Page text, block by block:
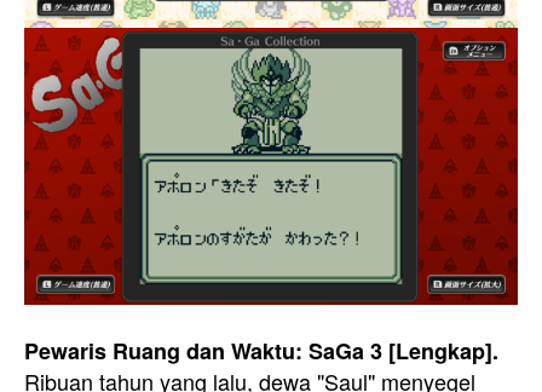
Pewaris Ruang dan Waktu: SaGa 3 [Lengkap].
Ribuan tahun yang lalu, dewa "Saul" menyegel